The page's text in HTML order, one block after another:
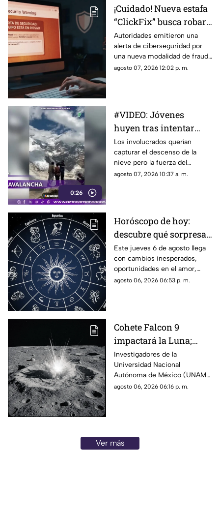
Niños Héroes.
¡Cuidado! Nueva estafa
“ClickFix” busca robar
información desde tu
computadora
Autoridades emitieron una
alerta de ciberseguridad por
una nueva modalidad de fraude
conocida como “ClickFix”, una
pueden comprometer sus
equipos y robar información
personal.
agosto 07, 2026 12:02 p. m.
0:26
#VIDEO: Jóvenes
huyen tras intentar
grabar una potente
avalancha
Los involucrados querían
capturar el descenso de la
nieve pero la fuerza del
fenómeno los obligó a correr.
agosto 07, 2026 10:37 a. m.
Horóscopo de hoy:
descubre qué sorpresa
le espera a tu signo este
jueves 6 de agosto
Este jueves 6 de agosto llega
con cambios inesperados,
oportunidades en el amor,
avances laborales y decisiones
aprovechar la energía de la
jornada.
agosto 06, 2026 06:53 p. m.
Cohete Falcon 9
impactará la Luna;
UNAM descarta riesgos
para la Tierra
Investigadores de la
Universidad Nacional
Autónoma de México (UNAM)
informaron que la etapa
no representa ningún riesgo
para la población ni para el
agosto 06, 2026 06:16 p. m.
Ver más